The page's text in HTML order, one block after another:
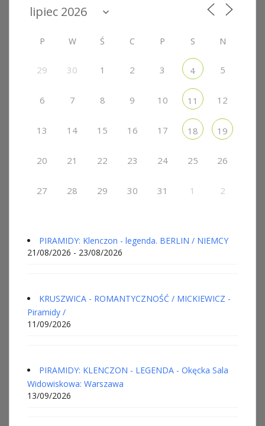
P W Ś C P S N
29 30 1 2 3 4 5
6 7 8 9 10 11 12
13 14 15 16 17 18 19
20 21 22 23 24 25 26
27 28 29 30 31 1 2
PIRAMIDY: Klenczon - legenda. BERLIN / NIEMCY
21/08/2026 - 23/08/2026
KRUSZWICA - ROMANTYCZNOŚĆ / MICKIEWICZ -
Piramidy /
11/09/2026
PIRAMIDY: KLENCZON - LEGENDA - Okęcka Sala
Widowiskowa: Warszawa
13/09/2026